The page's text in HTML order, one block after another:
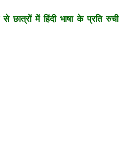
छात्रों में हिंदी भाषा के प्रति रुची